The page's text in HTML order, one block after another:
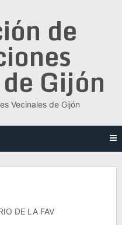
de
Gijón
Vecinales de Gijón
DE LA FAV